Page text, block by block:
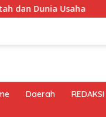
Kwarcab
Daerah REDAKSI